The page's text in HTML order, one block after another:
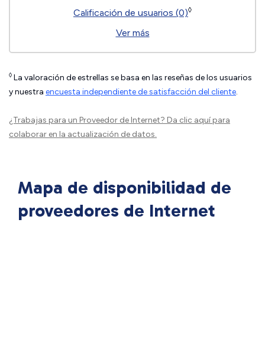
Calificación de usuarios (0)◊
Ver más
◊ La valoración de estrellas se basa en las reseñas de los usuarios
y nuestra encuesta independiente de satisfacción del cliente.
¿Trabajas para un Proveedor de Internet? Da clic aquípara
colaborar en la actualización de datos.
Mapa de disponibilidad de
proveedores de Internet